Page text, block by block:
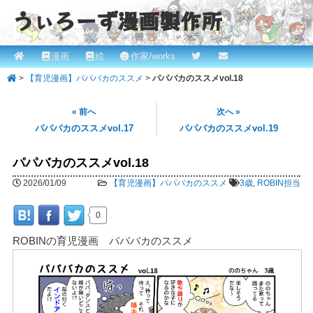
うぃろーず漫画製作所
ROBINとかっぱの漫画スタジオ！ willows.online
メ
イ
メ
イ
ン
テ
ン
ツ
漫画 絵 作家/works
> 【育児漫画】パパバカのススメ > パパバカのススメvol.18
« 前へ
パパバカのススメvol.17
次へ »
パパバカのススメvol.19
パパバカのススメvol.18
2026/01/09 【育児漫画】パパバカのススメ 3歳, ROBIN担当
0
ROBINの育児漫画 パパバカのススメ